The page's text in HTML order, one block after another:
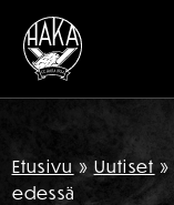
Siirry sisältöön
Etusivu » Uutiset »
edessä